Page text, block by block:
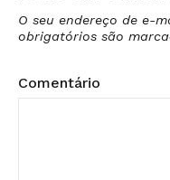
O seu endereço de e-
obrigatórios são
Comentário